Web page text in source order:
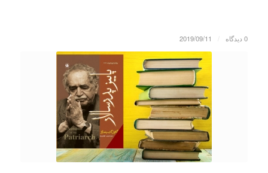
0 دیدگاه 2019/09/11